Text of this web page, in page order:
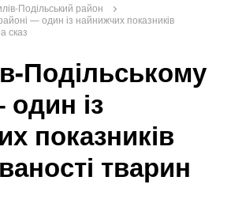
Подільський район
— один із найнижчих показників
сказ
Подільському
із
показників
тварин